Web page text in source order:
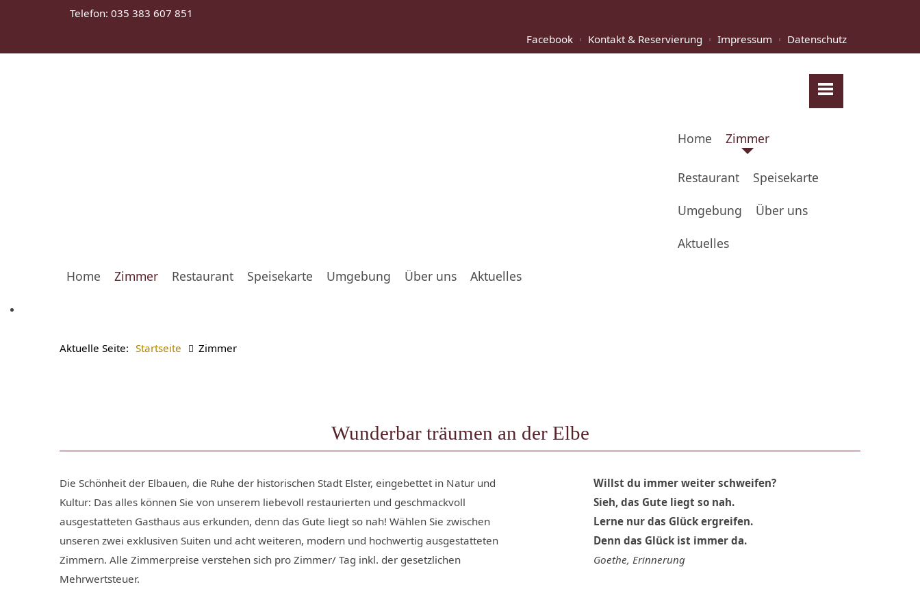
Telefon: 035 383 607 851
Facebook
Kontakt & Reservierung Impressum Datenschutz
Home Zimmer
Restaurant
Speisekarte
Umgebung
Über uns
Aktuelles
Home
Zimmer Restaurant Speisekarte Umgebung Über uns Aktuelles
Aktuelle Seite: Startseite Zimmer
Wunderbar träumen an der Elbe
Die Schönheit der Elbauen, die Ruhe der historischen Stadt Elster, eingebettet in Natur und
Kultur: Das alles können Sie von unserem liebevoll restaurierten und geschmackvoll
ausgestatteten Gasthaus aus erkunden, denn das Gute liegt so nah! Wählen Sie zwischen
unseren zwei exklusiven Suiten und acht weiteren, modern und hochwertig ausgestatteten
Zimmern. Alle Zimmerpreise verstehen sich pro Zimmer/ Tag inkl. der gesetzlichen
Mehrwertsteuer.
Willst du immer weiter schweifen?
Sieh, das Gute liegt so nah.
Lerne nur das Glück ergreifen.
Denn das Glück ist immer da.
Goethe, Erinnerung